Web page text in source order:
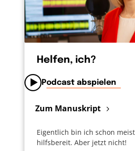
Helfen, ich?
Podcast abspielen
Zum Manuskript
Eigentlich bin ich schon
hilfsbereit. Aber jetzt nicht!